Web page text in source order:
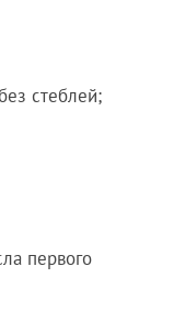
стеблей;
первого